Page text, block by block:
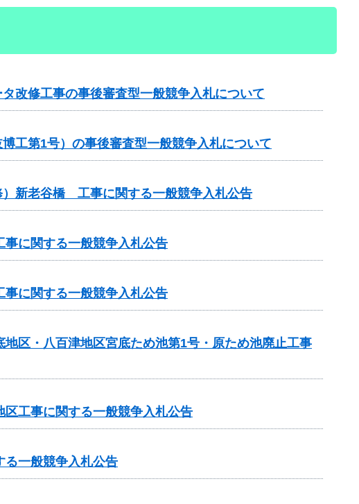
改修工事の事後審査型一般競争入札について
工第1号）の事後審査型一般競争入札について
新老谷橋 工事に関する一般競争入札公告
に関する一般競争入札公告
に関する一般競争入札公告
区・八百津地区宮底ため池第1号・原ため池廃止工事
工事に関する一般競争入札公告
る一般競争入札公告